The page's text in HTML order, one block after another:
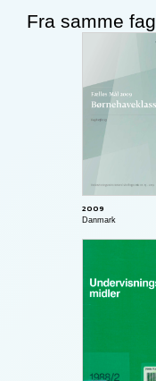
Fra samme fag
2009
Danmark